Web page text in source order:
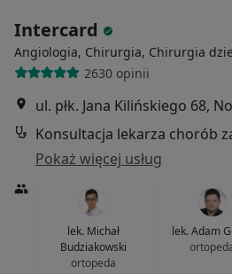
Intercard
Angiologia, Chirurgia, Chirurgia
2630 opinii
ul. płk. Jana Kilińskiego 68,
Konsultacja lekarza chorób
Pokaż więcej usług
lek. Michał
Budziakowski
ortopeda
lek. Adam